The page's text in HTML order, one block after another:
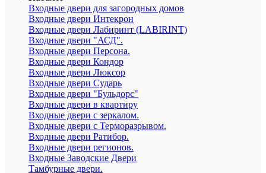
Входные двери для загородных домов
Входные двери Интекрон
Входные двери Лабиринт (LABIRINT)
Входные двери "АСД".
Входные двери Персона.
Входные двери Кондор
Входные двери Люксор
Входные двери Сударь
Входные двери "Бульдорс"
Входные двери в квартиру
Входные двери с зеркалом.
Входные двери с Терморазрывом.
Входные двери Ратибор.
Входные двери регионов.
Входные Заводские Двери
Тамбурные двери.